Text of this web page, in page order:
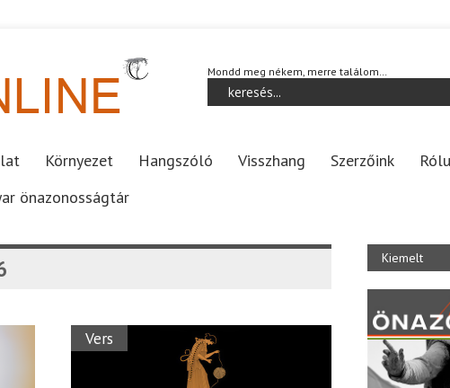
Mondd meg nékem, merre találom…
Környezet Hangszóló Visszhang Szerzőink
önazonosságtár
Vers
Kiemelt